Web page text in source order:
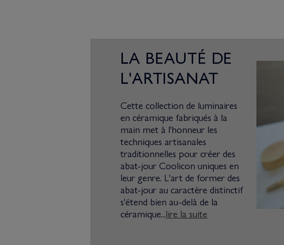
LA BEAUTÉ DE
L'ARTISANAT
Cette collection de luminaires
en céramique fabriqués à la
main met à l'honneur les
techniques artisanales
traditionnelles pour créer des
abat-jour Coolicon uniques en
leur genre. L'art de former des
abat-jour au caractère distinctif
s'étend bien au-delà de la
céramique...lire la suite